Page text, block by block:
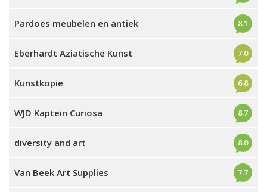
Pardoes meubelen en antiek 8.1
Eberhardt Aziatische Kunst 7.0
Kunstkopie 6.8
WJD Kaptein Curiosa 8.7
diversity and art 8.0
Van Beek Art Supplies 7.7